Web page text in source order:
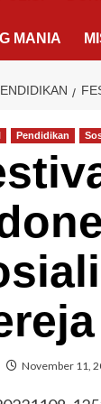
MANIA
Pendidikan
November 11,